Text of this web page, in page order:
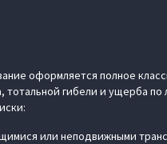
оформляется полное
тотальной гибели и ущерба
или неподвижными